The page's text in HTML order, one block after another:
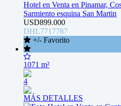
Hotel en Venta en Pinamar,
Sarmiento esquina San Martin
USD899.000
DHL7717787
+/- Favorito
1071 m²
4
MÁS DETALLES